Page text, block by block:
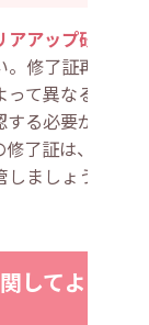
アップ研修を
修了証再発行
て異なるの
る必要があり
了証は、受講
ましょう。
してよく